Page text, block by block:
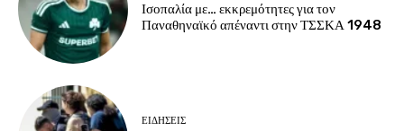
Ισοπαλία με… εκκρεμότητες για τον
Παναθηναϊκό απέναντι στην ΤΣΣΚΑ 1948
ΕΙΔΗΣΕΙΣ